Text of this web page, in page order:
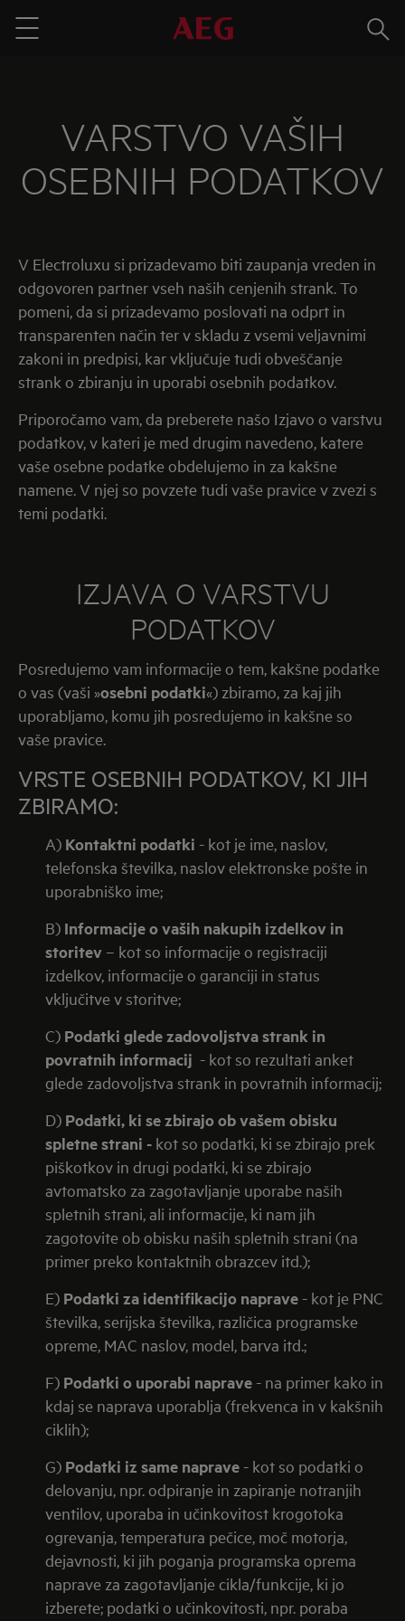
Menu
Išči
VARSTVO VAŠIH
OSEBNIH PODATKOV
V Electroluxu si prizadevamo biti zaupanja vreden in
odgovoren partner vseh naših cenjenih strank. To
pomeni, da si prizadevamo poslovati na odprt in
transparenten način ter v skladu z vsemi veljavnimi
zakoni in predpisi, kar vključuje tudi obveščanje
strank o zbiranju in uporabi osebnih podatkov.
Priporočamo vam, da preberete našo Izjavo o varstvu
podatkov, v kateri je med drugim navedeno, katere
vaše osebne podatke obdelujemo in za kakšne
namene. V njej so povzete tudi vaše pravice v zvezi s
temi podatki.
IZJAVA O VARSTVU
PODATKOV
Posredujemo vam informacije o tem, kakšne podatke
o vas (vaši »osebni podatki«) zbiramo, za kaj jih
uporabljamo, komu jih posredujemo in kakšne so
vaše pravice.
VRSTE OSEBNIH PODATKOV, KI JIH
ZBIRAMO:
A) Kontaktni podatki - kot je ime, naslov,
telefonska številka, naslov elektronske pošte in
uporabniško ime;
B) Informacije o vaših nakupih izdelkov in
storitev – kot so informacije o registraciji
izdelkov, informacije o garanciji in status
vključitve v storitve;
C) Podatki glede zadovoljstva strank in
povratnih informacij - kot so rezultati anket
glede zadovoljstva strank in povratnih informacij;
D) Podatki, ki se zbirajo ob vašem obisku
spletne strani - kot so podatki, ki se zbirajo prek
piškotkov in drugi podatki, ki se zbirajo
avtomatsko za zagotavljanje uporabe naših
spletnih strani, ali informacije, ki nam jih
zagotovite ob obisku naših spletnih strani (na
primer preko kontaktnih obrazcev itd.);
E) Podatki za identifikacijo naprave - kot je PNC
številka, serijska številka, različica programske
opreme, MAC naslov, model, barva itd.;
F) Podatki o uporabi naprave - na primer kako in
kdaj se naprava uporablja (frekvenca in v kakšnih
ciklih);
G) Podatki iz same naprave - kot so podatki o
delovanju, npr. odpiranje in zapiranje notranjih
ventilov, uporaba in učinkovitost krogotoka
ogrevanja, temperatura pečice, moč motorja,
dejavnosti, ki jih poganja programska oprema
naprave za zagotavljanje cikla/funkcije, ki jo
izberete; podatki o učinkovitosti, npr. poraba